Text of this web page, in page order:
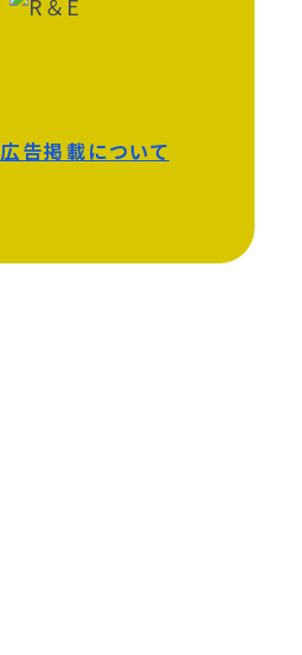
広告掲載について